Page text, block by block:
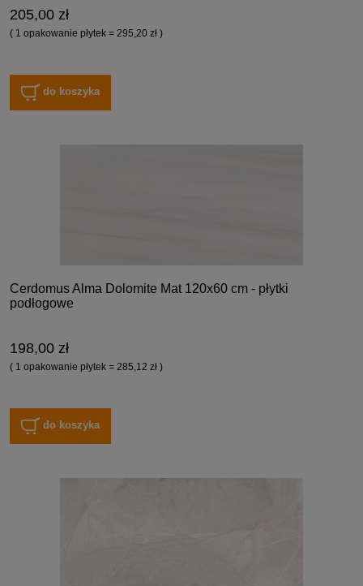
205,00 zł
( 1 opakowanie płytek = 295,20 zł )
do koszyka
Cerdomus Alma Dolomite Mat 120x60 cm - płytki
podłogowe
198,00 zł
( 1 opakowanie płytek = 285,12 zł )
do koszyka